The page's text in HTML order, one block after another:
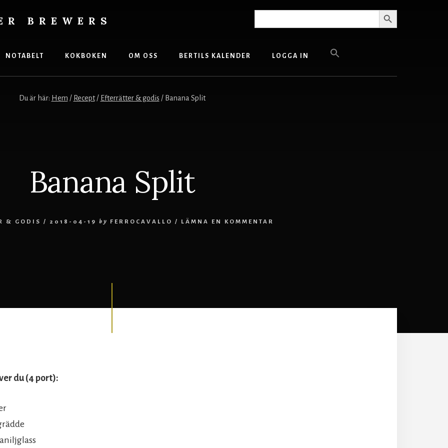
SÖKKNAPP
BREWERS
NOTABELT KOKBOKEN OM OSS BERTILS KALENDER LOGGA IN
Du är här: Hem / Recept / Efterrätter & godis /Banana Split
Banana Split
& GODIS / 2018-04-19 by FERROCAVALLO / LÄMNA EN KOMMENTAR
du (4 port):